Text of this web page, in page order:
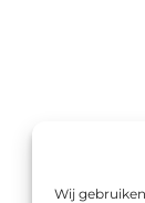
Wij